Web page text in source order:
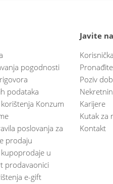
pogodnosti
podataka
Konzum
poslovanja za
prodaju
u
prodavaonici
e-gift
Javite
Poziv
Karijere
Kutak za
Kontakt